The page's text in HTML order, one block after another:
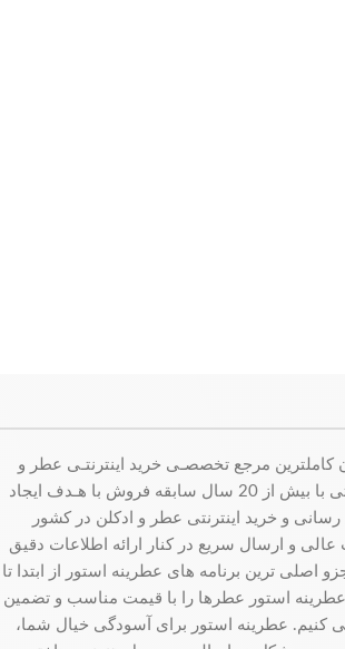
کاملترین مرجع تخصصـی خرید اینترنتـی عطر و
ادکلن و آرایشی بهداشتی با بیش از 20 سال سابقه فروش با هـدف ایجاد
و خرید اینترنتی عطر و ادکلن در کشور
و ارسال سریع در کنار ارائه اطلاعات دقیق
اصلی ترین برنامه های عطرینه استور از ابتدا تا
استور عطرها را با قیمت مناسب و تضمین
کنیم. عطرینه استور برای آسودگی خیال شما،